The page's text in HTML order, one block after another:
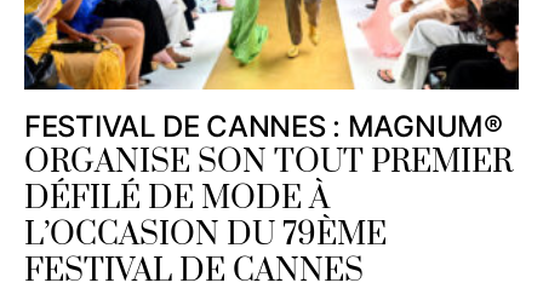
FESTIVAL DE CANNES : MAGNUM®
ORGANISE SON TOUT PREMIER
DÉFILÉ DE MODE À
L’OCCASION DU 79ÈME
FESTIVAL DE CANNES